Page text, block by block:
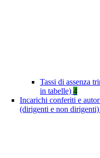
Tassi di assenza
in tabelle) 4
Incarichi conferiti e
(dirigenti e non dirigenti)